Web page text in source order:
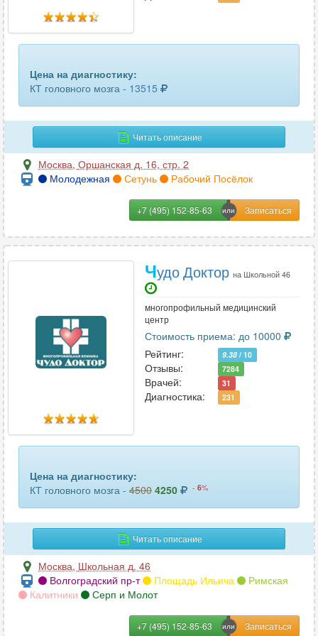
пяточных костей
селезенки
сосудов головного мозга 15
сосудов шеи 24
средостения
54
сустава (1 ед.) 51
61
турецкого седла 11
шейного отдела позвоночника
щитовидной железы 30
Цена на диагностику:
КТ головного мозга - 13515
Читать описание
Москва, Оршанская д. 16, стр. 2
Молодежная
Сетунь Рабочий Посёлок
+7 (495) 152-85-63
Чудо Доктор на Школьной 46
многопрофильный медицинский
центр
Стоимость приема: до 10000
Рейтинг:
9.38 / 10
Отзывы: 7284
Врачей: 31
Диагностика: 231
Цена на диагностику:
КТ головного мозга - 4500 4250 - 6%
Читать описание
Москва, Школьная д. 46
Волгоградский пр-т
Площадь Ильича
Римская
Калитники
Серп и Молот
+7 (495) 152-85-63